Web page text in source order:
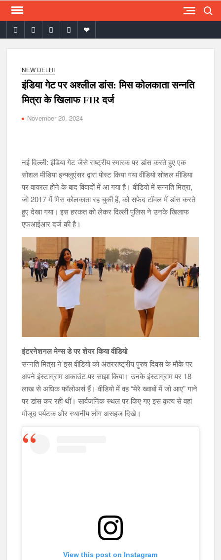
Skip
content facebooktwitter instagram
youtubeemail
NEW DELHI
इंडिया गेट पर अश्लील डांस: मिस कोलकाता सन्नति
मित्रा के खिलाफ FIR दर्ज
November 20, 2024
नई दिल्ली: इंडिया गेट जैसे राष्ट्रीय स्मारक पर डांस करते हुए एक
सोशल मीडिया इन्फ्लुएंसर द्वारा पोस्ट किया गया वीडियो सोशल मीडिया
पर वायरल होने के बाद विवादों में आ गया है। वीडियो में सन्नति मित्रा,
जो 2017 में मिस कोलकाता रह चुकी हैं, को सफेद टॉवल में डांस करते
हुए देखा गया। इस हरकत को लेकर दिल्ली पुलिस ने उनके खिलाफ
एफआईआर दर्ज की है।
इंटरनेशनल मेन्स डे पर शेयर किया वीडियो
सन्नति मित्रा ने इस वीडियो को अंतरराष्ट्रीय पुरुष दिवस के मौके पर
अपने इंस्टाग्राम अकाउंट पर साझा किया। उनके इंस्टाग्राम पर 18
लाख से अधिक फॉलोअर्स हैं। वीडियो में वह “मेरे ख्वाबों में जो आए” गाने
पर डांस कर रही थीं। सार्वजनिक स्थल पर किए गए इस कृत्य से वहां
मौजूद पर्यटक और स्थानीय लोग असहज दिखे।
View this post on Instagram